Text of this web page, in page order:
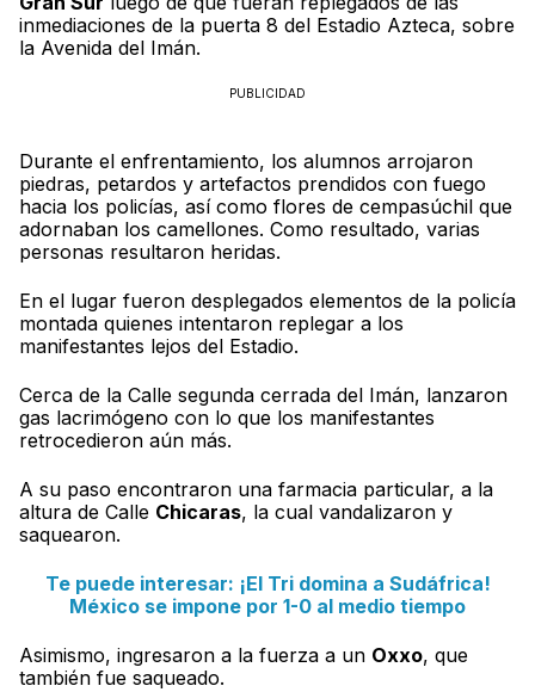
inmediaciones de la puerta 8 del Estadio Azteca, sobre
la Avenida del Imán.
PUBLICIDAD
Durante el enfrentamiento, los alumnos arrojaron
piedras, petardos y artefactos prendidos con fuego
hacia los policías, así como flores de cempasúchil que
adornaban los camellones. Como resultado, varias
personas resultaron heridas.
En el lugar fueron desplegados elementos de la policía
montada quienes intentaron replegar a los
manifestantes lejos del Estadio.
Cerca de la Calle segunda cerrada del Imán, lanzaron
gas lacrimógeno con lo que los manifestantes
retrocedieron aún más.
A su paso encontraron una farmacia particular, a la
altura de Calle Chicaras, la cual vandalizaron y
saquearon.
Te puede interesar: ¡El Tri domina a Sudáfrica!
México se impone por 1-0 al medio tiempo
Asimismo, ingresaron a la fuerza a un Oxxo, que
también fue saqueado.